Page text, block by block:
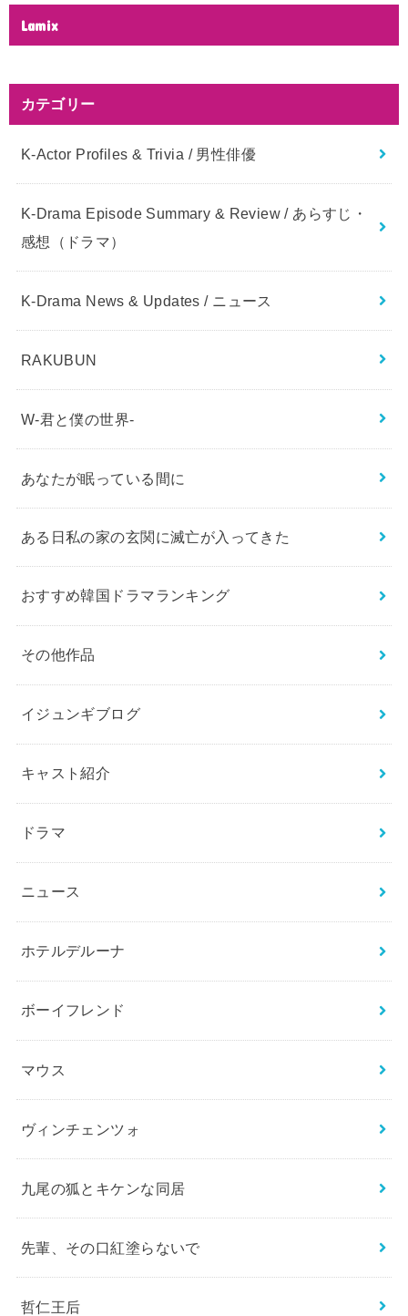
Lamix
カテゴリー
K-Actor Profiles & Trivia / 男性俳優
K-Drama Episode Summary & Review / あらすじ・
感想（ドラマ）
K-Drama News & Updates / ニュース
RAKUBUN
W-君と僕の世界-
あなたが眠っている間に
ある日私の家の玄関に滅亡が入ってきた
おすすめ韓国ドラマランキング
その他作品
イジュンギブログ
キャスト紹介
ドラマ
ニュース
ホテルデルーナ
ボーイフレンド
マウス
ヴィンチェンツォ
九尾の狐とキケンな同居
先輩、その口紅塗らないで
哲仁王后